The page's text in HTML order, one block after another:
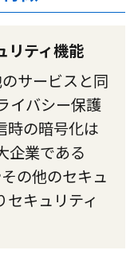
リティ機能
サービスと同
イバシー保護
時の暗号化は
企業である
の他のセキュ
セキュリティ